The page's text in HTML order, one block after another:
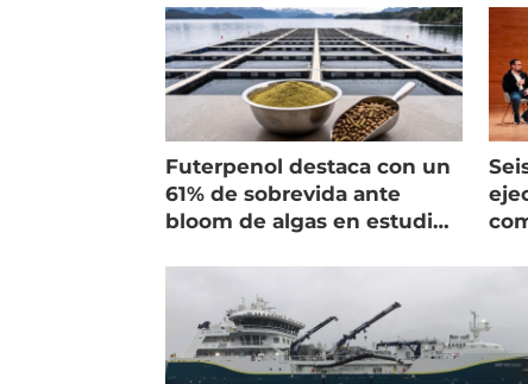
Futerpenol destaca con un
61% de sobrevida ante
bloom de algas en estudio